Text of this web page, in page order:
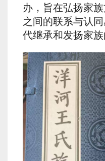
办，旨在弘扬家
之间的联系与认
代继承和发扬家族